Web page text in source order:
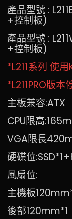
產品型號 :
+控制板)
產品型號 :
+控制板)
*L211系列 使
*L211PRO版本
主板兼容:ATX
CPU限高
VGA限長
硬碟位
風扇位:
主機板
後部120mm*1